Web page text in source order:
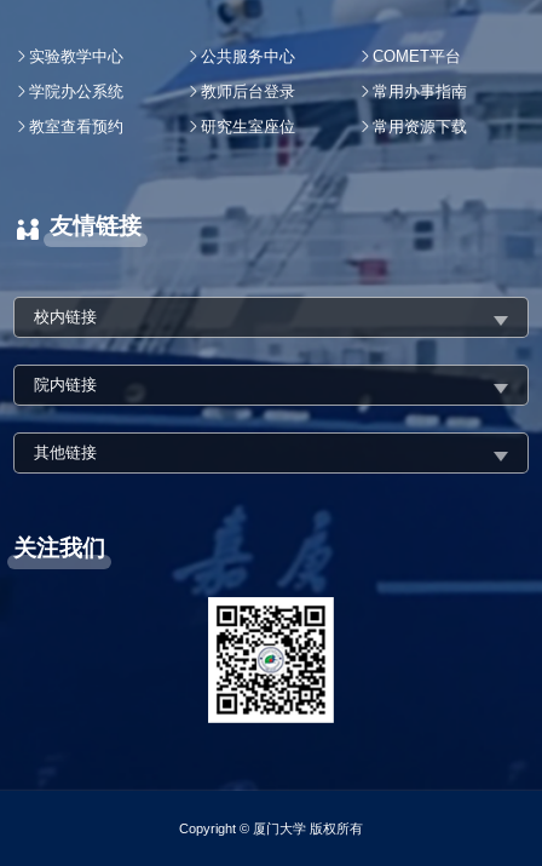
实验教学中心 公共服务中心
COMET平台
学院办公系统
教师后台登录
常用办事指南
教室查看预约
研究生室座位 常用资源下载
友情链接
校内链接
院内链接
其他链接
关注我们
Copyright © 厦门大学 版权所有